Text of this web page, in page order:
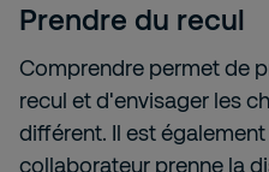
Prendre du recul
Comprendre permet de
recul et d'envisager les
différent. Il est
collaborateur prenne la